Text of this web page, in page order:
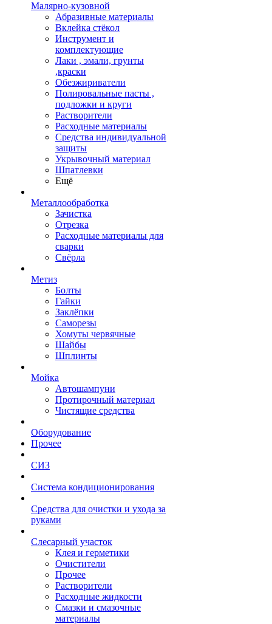
Малярно-кузовной
Абразивные материалы
Вклейка стёкол
Инструмент и
комплектующие
Лаки , эмали, грунты
,краски
Обезжириватели
Полировальные пасты ,
подложки и круги
Растворители
Расходные материалы
Средства индивидуальной
защиты
Укрывочный материал
Шпатлевки
Ещё
Металлообработка
Зачистка
Отрезка
Расходные материалы для
сварки
Свёрла
Метиз
Болты
Гайки
Заклёпки
Саморезы
Хомуты червячные
Шайбы
Шплинты
Мойка
Автошампуни
Протирочный материал
Чистящие средства
Оборудование
Прочее
СИЗ
Система кондиционирования
Средства для очистки и ухода за
руками
Слесарный участок
Клея и герметики
Очистители
Прочее
Растворители
Расходные жидкости
Смазки и смазочные
материалы